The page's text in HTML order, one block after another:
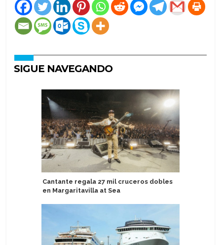
SIGUE NAVEGANDO
Cantante regala 27 mil cruceros dobles
en Margaritavilla at Sea